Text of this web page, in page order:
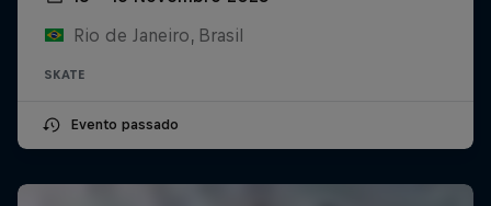
Rio de Janeiro, Brasil
SKATE
Evento passado